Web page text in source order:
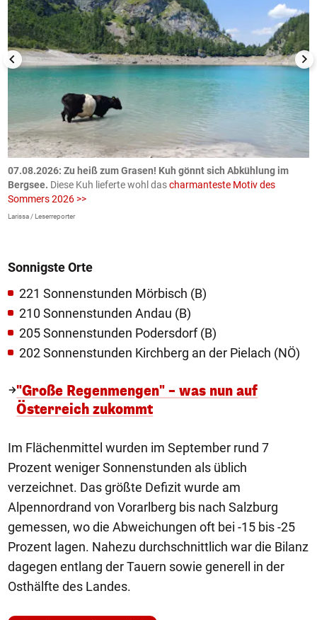
07.08.2026: Zu heiß zum Grasen! Kuh gönnt sich Abkühlung im
Bergsee. Diese Kuh lieferte wohl dascharmanteste Motiv des
Sommers 2026 >>
Larissa / Leserreporter
Sonnigste Orte
221 Sonnenstunden Mörbisch (B)
210 Sonnenstunden Andau (B)
205 Sonnenstunden Podersdorf (B)
202 Sonnenstunden Kirchberg an der Pielach (NÖ)
"Große Regenmengen" – was nun auf
Österreich zukommt
Im Flächenmittel wurden im September rund 7
Prozent weniger Sonnenstunden als üblich
verzeichnet. Das größte Defizit wurde am
Alpennordrand von Vorarlberg bis nach Salzburg
gemessen, wo die Abweichungen oft bei -15 bis -25
Prozent lagen. Nahezu durchschnittlich war die Bilanz
dagegen entlang der Tauern sowie generell in der
Osthälfte des Landes.